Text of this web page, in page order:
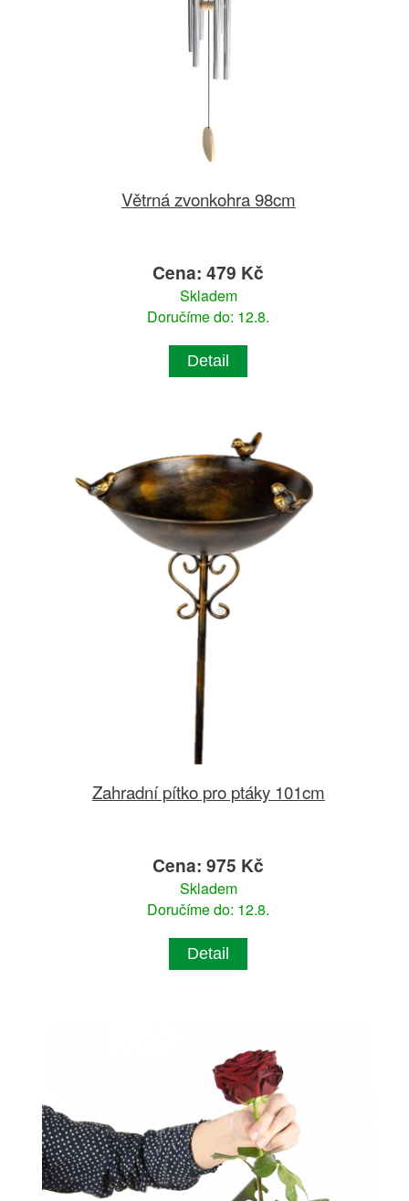
Větrná zvonkohra 98cm
Cena: 479 Kč
Skladem
Doručíme do: 12.8.
Detail
Zahradní pítko pro ptáky 101cm
Cena: 975 Kč
Skladem
Doručíme do: 12.8.
Detail